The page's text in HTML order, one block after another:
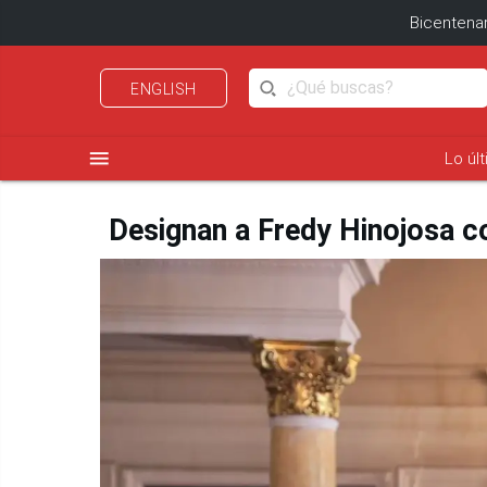
ENGLISH
menu Lo
Designan a Fredy Hinojosa